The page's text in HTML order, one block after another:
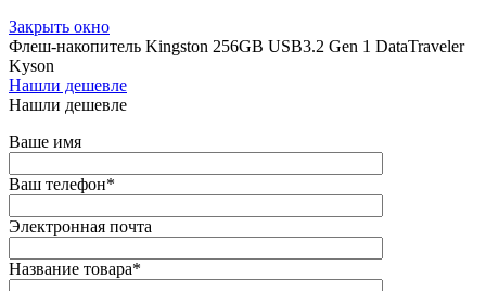
Закрыть окно
Флеш-накопитель Kingston 256GB USB3.2 Gen 1 DataTraveler
Kyson
Нашли дешевле
Нашли дешевле
Ваше имя
Ваш телефон*
Электронная почта
Название товара*